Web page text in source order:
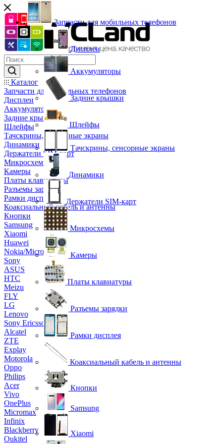
Каталог
Запчасти для мобильных телефонов
Дисплеи
Аккумуляторы
Задние крышки
Шлейфы
Тачскрины, сенсорные экраны
Динамики
Держатели SIM-карт
Микросхемы
Камеры
Платы клавиатуры
Разъемы зарядки
Рамки дисплея
Коаксиальный кабель и антенны
Кнопки
Samsung
Xiaomi
Huawei
Nokia/Microsoft
Sony
ASUS
HTC
Meizu
FLY
LG
Lenovo
Sony Ericsson
Alcatel
ZTE
Explay
Motorola
Oppo
Philips
Acer
Vivo
OnePlus
Micromax
Infinix
Blackberry
Oukitel
Запчасти для мобильных телефонов
Дисплеи
Аккумуляторы
Задние крышки
Шлейфы
Тачскрины, сенсорные экраны
Динамики
Держатели SIM-карт
Микросхемы
Камеры
Платы клавиатуры
Разъемы зарядки
Рамки дисплея
Коаксиальный кабель и антенны
Кнопки
Samsung
Xiaomi